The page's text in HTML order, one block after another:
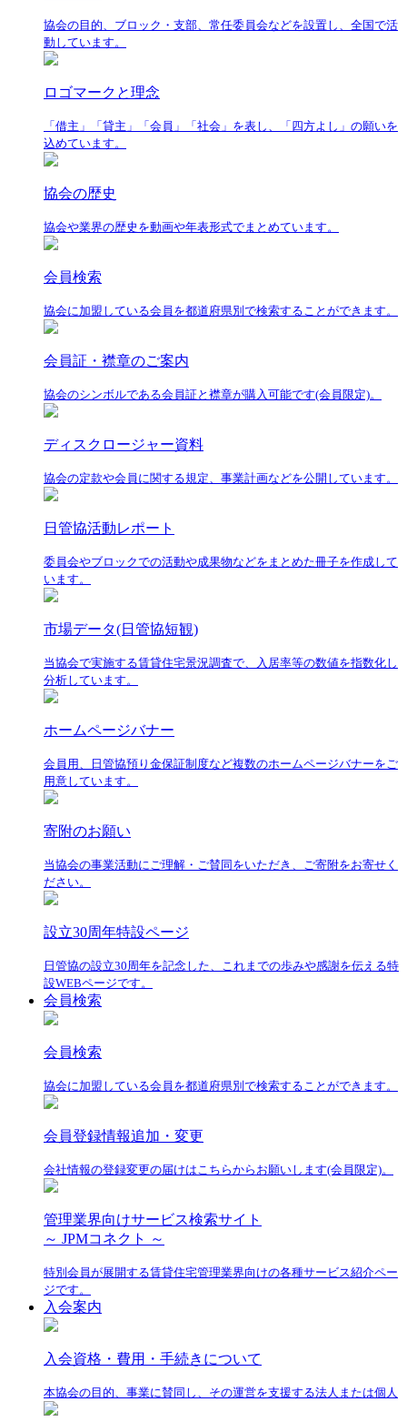
協会の目的、ブロック・支部、常任委員会などを設置し、全国で活
動しています。
ロゴマークと理念
「借主」「貸主」「会員」「社会」を表し、「四方よし」の願いを
込めています。
協会の歴史
協会や業界の歴史を動画や年表形式でまとめています。
会員検索
協会に加盟している会員を都道府県別で検索することができます。
会員証・襟章のご案内
協会のシンボルである会員証と襟章が購入可能です(会員限定)。
ディスクロージャー資料
協会の定款や会員に関する規定、事業計画などを公開しています。
日管協活動レポート
委員会やブロックでの活動や成果物などをまとめた冊子を作成して
います。
市場データ(日管協短観)
当協会で実施する賃貸住宅景況調査で、入居率等の数値を指数化し
分析しています。
ホームページバナー
会員用、日管協預り金保証制度など複数のホームページバナーをご
用意しています。
寄附のお願い
当協会の事業活動にご理解・ご賛同をいただき、ご寄附をお寄せく
ださい。
設立30周年特設ページ
日管協の設立30周年を記念した、これまでの歩みや感謝を伝える特
設WEBページです。
会員検索
会員検索
協会に加盟している会員を都道府県別で検索することができます。
会員登録情報追加・変更
会社情報の登録変更の届けはこちらからお願いします(会員限定)。
管理業界向けサービス検索サイト
～ JPMコネクト ～
特別会員が展開する賃貸住宅管理業界向けの各種サービス紹介ペー
ジです。
入会案内
入会資格・費用・手続きについて
本協会の目的、事業に賛同し、その運営を支援する法人または個人